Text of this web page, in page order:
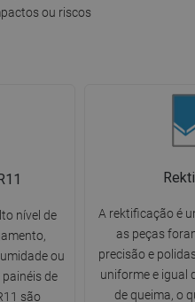
ou riscos
nível de
ou
de
são
A rektificação é
as peças
precisão e
uniforme e igual
de queima, o